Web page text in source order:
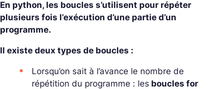
En python, les boucles s’utilisent pour répéter
plusieurs fois l’exécution d’une partie d’un
programme.
Il existe deux types de boucles :
Lorsqu’on sait à l’avance le nombre de
répétition du programme : les boucles for